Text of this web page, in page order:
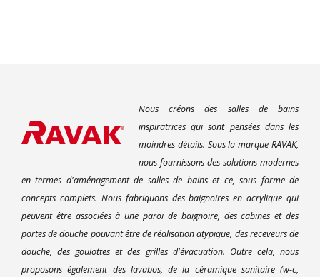
Nous créons des salles de bains
inspiratrices qui sont pensées dans les
moindres détails. Sous la marque RAVAK,
nous fournissons des solutions modernes
en termes d'aménagement de salles de bains et ce, sous forme de
concepts complets. Nous fabriquons des baignoires en acrylique qui
peuvent être associées à une paroi de baignoire, des cabines et des
portes de douche pouvant être de réalisation atypique, des receveurs de
douche, des goulottes et des grilles d'évacuation. Outre cela, nous
proposons également des lavabos, de la céramique sanitaire (w-c,